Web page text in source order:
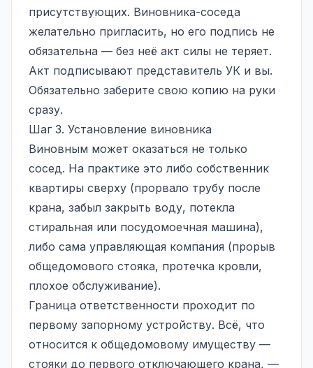
присутствующих. Виновника-соседа
желательно пригласить, но его подпись не
обязательна — без неё акт силы не теряет.
Акт подписывают представитель УК и вы.
Обязательно заберите свою копию на руки
сразу.
Шаг 3. Установление виновника
Виновным может оказаться не только
сосед. На практике это либо собственник
квартиры сверху (прорвало трубу после
крана, забыл закрыть воду, потекла
стиральная или посудомоечная машина),
либо сама управляющая компания (прорыв
общедомового стояка, протечка кровли,
плохое обслуживание).
Граница ответственности проходит по
первому запорному устройству. Всё, что
относится к общедомовому имуществу —
стояки до первого отключающего крана, —